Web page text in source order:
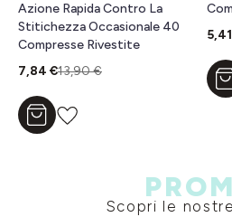
Azione Rapida Contro La
Stitichezza Occasionale 40
Compresse Rivestite
7,84 €13,90 €
Aggiungi al carrello
Scopri le